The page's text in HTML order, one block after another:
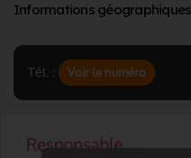
Informations
Tél. : Voir le numéro